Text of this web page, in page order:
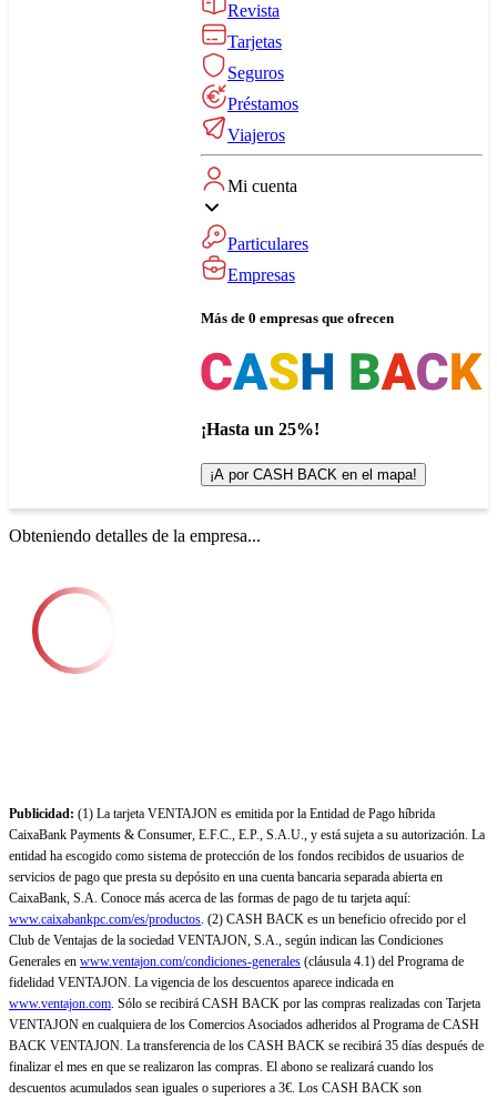
Revista
Tarjetas
Seguros
Préstamos
Viajeros
Mi cuenta
Particulares
Empresas
Más de 0 empresas que ofrecen
¡Hasta un 25%!
¡A por CASH BACK en el mapa!
Obteniendo detalles de la empresa...
Publicidad: (1) La tarjeta VENTAJON es emitida por la Entidad de Pago híbrida
CaixaBank Payments & Consumer, E.F.C., E.P., S.A.U., y está sujeta a su autorización. La
entidad ha escogido como sistema de protección de los fondos recibidos de usuarios de
servicios de pago que presta su depósito en una cuenta bancaria separada abierta en
CaixaBank, S.A. Conoce más acerca de las formas de pago de tu tarjeta aquí:
www.caixabankpc.com/es/productos. (2) CASH BACK es un beneficio ofrecido por el
Club de Ventajas de la sociedad VENTAJON, S.A., según indican las Condiciones
Generales en www.ventajon.com/condiciones-generales (cláusula 4.1) del Programa de
fidelidad VENTAJON. La vigencia de los descuentos aparece indicada en
www.ventajon.com. Sólo se recibirá CASH BACK por las compras realizadas con Tarjeta
VENTAJON en cualquiera de los Comercios Asociados adheridos al Programa de CASH
BACK VENTAJON. La transferencia de los CASH BACK se recibirá 35 días después de
finalizar el mes en que se realizaron las compras. El abono se realizará cuando los
descuentos acumulados sean iguales o superiores a 3€. Los CASH BACK son